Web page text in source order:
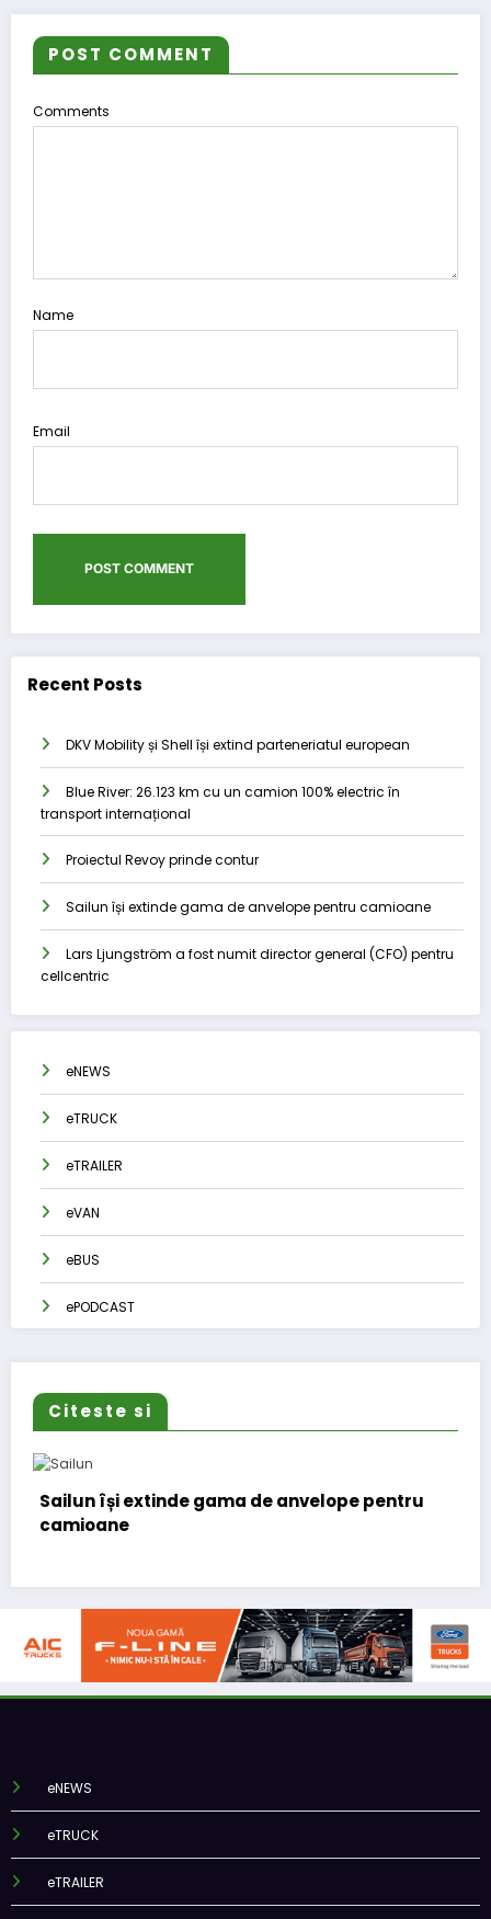
POST COMMENT
Comments
Name
Email
Recent Posts
DKV Mobility și Shell își extind parteneriatul european
Blue River: 26.123 km cu un camion 100% electric în
transport internațional
Proiectul Revoy prinde contur
Sailun își extinde gama de anvelope pentru camioane
Lars Ljungström a fost numit director general (CFO) pentru
cellcentric
eNEWS
eTRUCK
eTRAILER
eVAN
eBUS
ePODCAST
Citeste si
pentru
Lars Ljungström a fost numit
eNEWS
eTRUCK
eTRAILER